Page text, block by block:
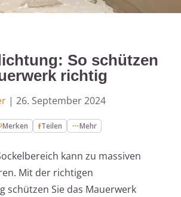
So schützen
richtig
| 26. September 2024
Merken Teilen Mehr
kann zu massiven
Mit der richtigen
schützen Sie das Mauerwerk